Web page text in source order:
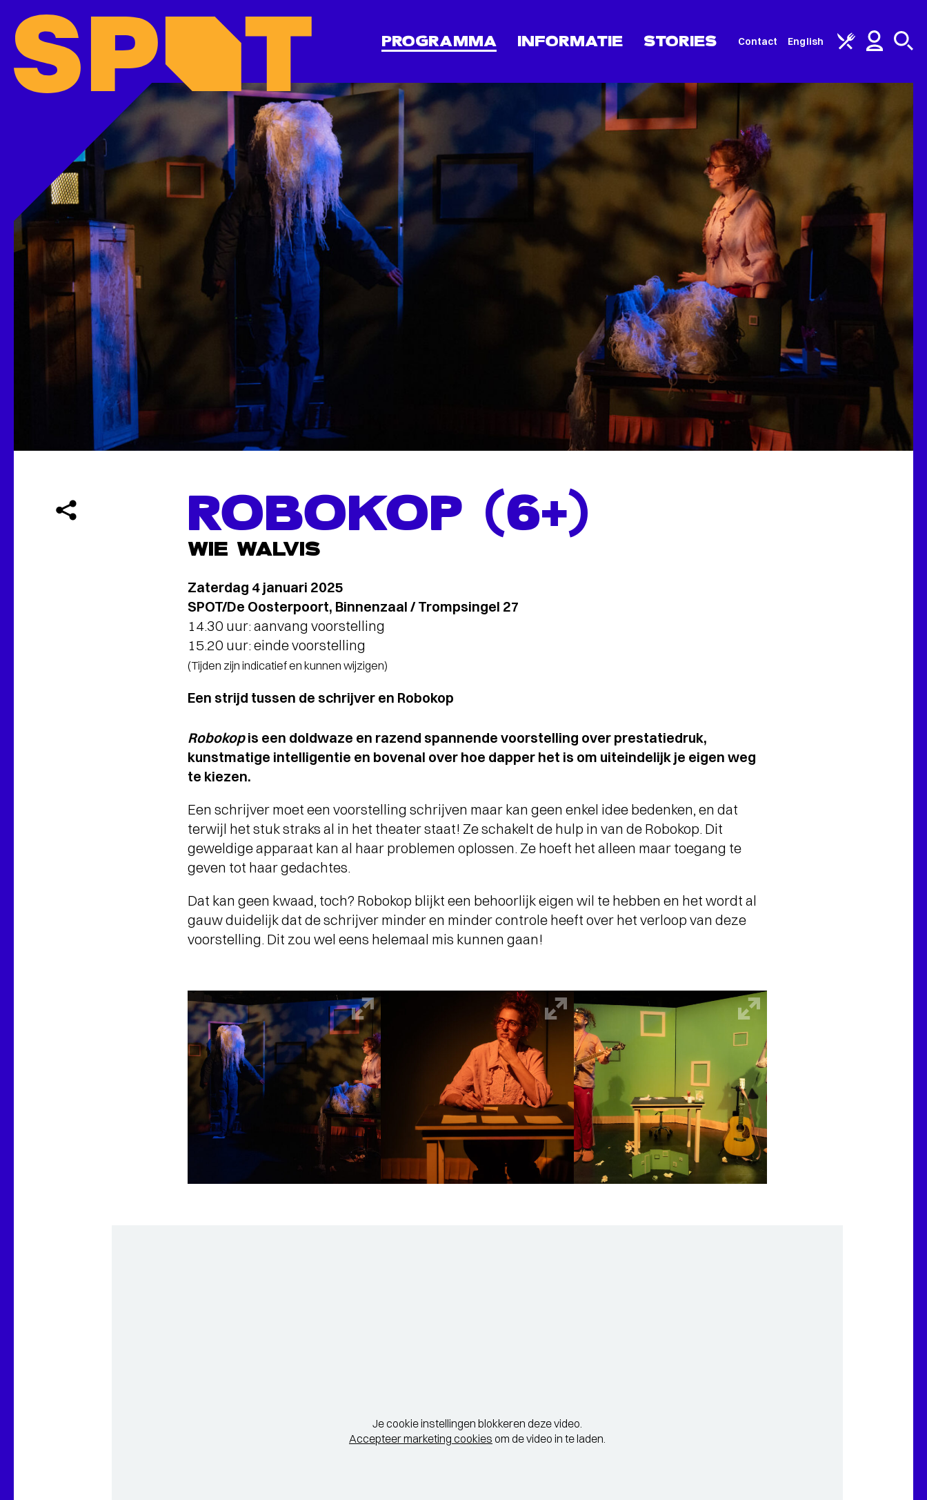
PROGRAMMA INFORMATIE STORIES Contact English
ROBOKOP (6+)
WIE WALVIS
Zaterdag 4 januari 2025
SPOT/De Oosterpoort, Binnenzaal / Trompsingel 27
14.30 uur: aanvang voorstelling
15.20 uur: einde voorstelling
(Tijden zijn indicatief en kunnen wijzigen)
Een strijd tussen de schrijver en Robokop
Robokopis een doldwaze en razend spannende voorstelling over prestatiedruk,
kunstmatige intelligentie en bovenal over hoe dapper het is om uiteindelijk je eigen weg
te kiezen.
Een schrijver moet een voorstelling schrijven maar kan geen enkel idee bedenken, en dat
terwijl het stuk straks al in het theater staat! Ze schakelt de hulp in van de Robokop. Dit
geweldige apparaat kan al haar problemen oplossen. Ze hoeft het alleen maar toegang te
geven tot haar gedachtes.
Dat kan geen kwaad, toch? Robokop blijkt een behoorlijk eigen wil te hebben en het wordt al
gauw duidelijk dat de schrijver minder en minder controle heeft over het verloop van deze
voorstelling. Dit zou wel eens helemaal mis kunnen gaan!
Je cookie instellingen blokkeren deze video.
Accepteer marketing cookies om de video in te laden.